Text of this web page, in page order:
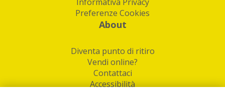
Preferenze Cookies
About
Diventa punto di ritiro
Vendi online?
Contattaci
Accessibilità